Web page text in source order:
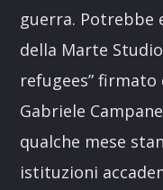
guerra. Potrebbe
della Marte
refugees”
Gabriele
qualche mese
istituzioni